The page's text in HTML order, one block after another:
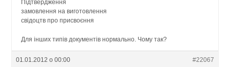
Підтвердження
замовлення на виготовлення
свідоцтв про присвоєння
Для інших типів документів нормально. Чому так?
01.01.2012 о 00:00 #22067